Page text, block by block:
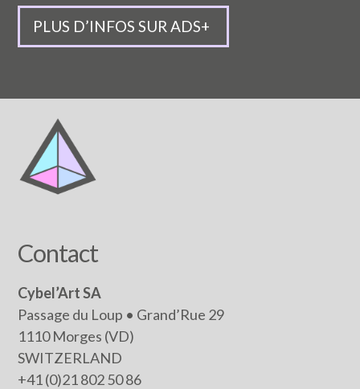
PLUS D’INFOS SUR ADS+
Contact
Cybel’Art SA
Passage du Loup • Grand’Rue 29
1110 Morges (VD)
SWITZERLAND
+41 (0)21 802 50 86